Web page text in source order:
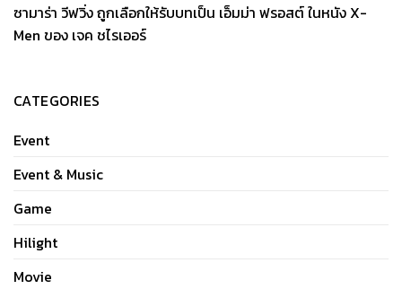
ซามาร่า วีฟวิ่ง ถูกเลือกให้รับบทเป็น เอ็มม่า ฟรอสต์ ในหนัง X-
Men ของ เจค ชไรเออร์
CATEGORIES
Event
Event & Music
Game
Hilight
Movie